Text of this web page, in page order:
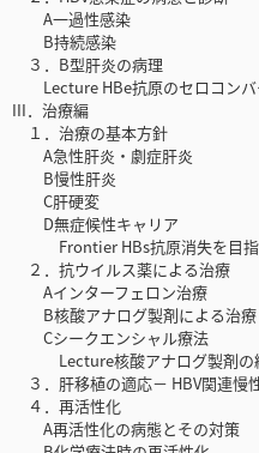
A一過性感染
B持続感染
３．B型肝炎の病理
Lecture HBe抗原のセロコンバ
III．治療編
１．治療の基本方針
A急性肝炎・劇症肝炎
B慢性肝炎
C肝硬変
D無症候性キャリア
Frontier HBs抗原消失を目指
２．抗ウイルス薬による治療
Aインターフェロン治療
B核酸アナログ製剤による治療
Cシークエンシャル療法
Lecture核酸アナログ製剤の
３．肝移植の適応－ HBV関連慢
４．再活性化
A再活性化の病態とその対策